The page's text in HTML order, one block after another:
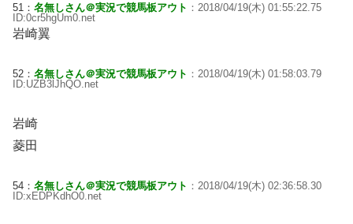
51： 名無しさん＠実況で競馬板アウト ：2018/04/19(木) 01:55:22.75
ID:0cr5hgUm0.net
岩崎翼
52： 名無しさん＠実況で競馬板アウト ：2018/04/19(木) 01:58:03.79
ID:UZB3lJhQO.net
岩崎
菱田
54： 名無しさん＠実況で競馬板アウト ：2018/04/19(木) 02:36:58.30
ID:xEDPKdhO0.net